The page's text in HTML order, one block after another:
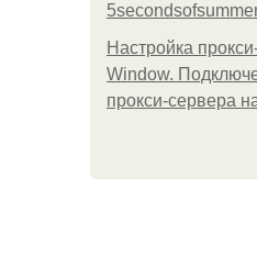
Настройка
Window.
прокси-сервера